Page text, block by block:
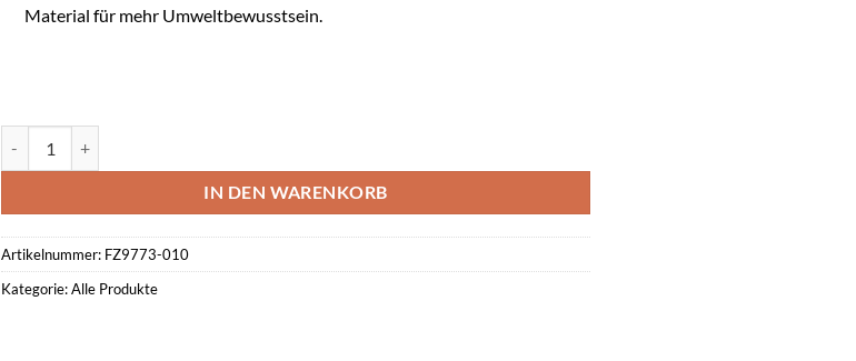
Material für mehr Umweltbewusstsein.
IN DEN WARENKORB
Artikelnummer: FZ9773-010
Kategorie:Alle Produkte